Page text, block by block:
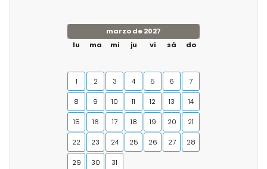
marzo de 2027
lu
ma mi ju vi sá do
1 2 3 4 5 6 7
8 9 10 11 12 13 14
15 16 17 18 19 20 21
22 23 24 25 26 27 28
29 30 31